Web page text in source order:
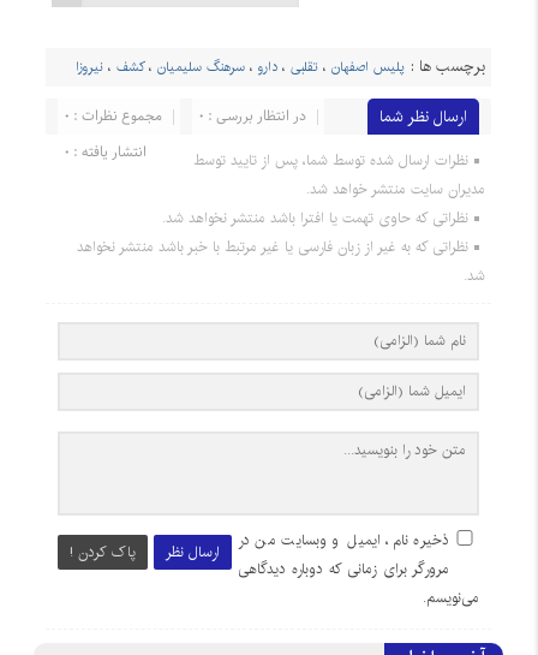
برچسب ها : پلیس اصفهان ،تقلبی ،دارو ،سرهنگ سلیمیان ،کشف ،نیروزا
ارسال نظر شما مجموع نظرات : 0
در انتظار بررسی : 0
انتشار یافته : 0
نظرات ارسال شده توسط شما، پس از تایید توسط
مدیران سایت منتشر خواهد شد.
نظراتی که حاوی تهمت یا افترا باشد منتشر نخواهد شد.
نظراتی که به غیر از زبان فارسی یا غیر مرتبط با خبر باشد منتشر نخواهد
شد.
ارسال نظر پاک کردن !
ذخیره نام، ایمیل و وبسایت من در
مرورگر برای زمانی که دوباره دیدگاهی
می‌نویسم.